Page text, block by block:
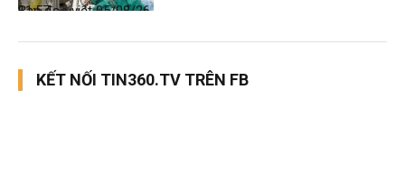
Bạn đọc viết
05/08/26, 11:57
KẾT NỐI TIN360.TV TRÊN FB